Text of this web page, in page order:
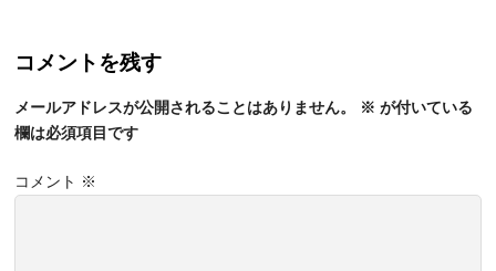
コメントを残す
メールアドレスが公開されることはありません。 ※ が付いている
欄は必須項目です
コメント ※